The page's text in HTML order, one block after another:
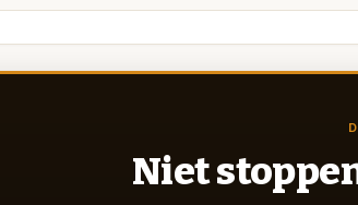
Niet